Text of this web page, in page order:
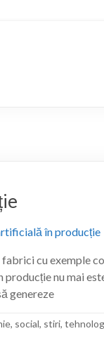
cu exemple
nu mai
genereze
, social, stiri,